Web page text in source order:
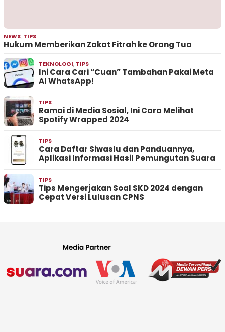
NEWS, TIPS
Hukum Memberikan Zakat Fitrah ke Orang Tua
TEKNOLOGI, TIPS
Ini Cara Cari “Cuan” Tambahan Pakai Meta
AI WhatsApp!
TIPS
Ramai di Media Sosial, Ini Cara Melihat
Spotify Wrapped 2024
TIPS
Cara Daftar Siwaslu dan Panduannya,
Aplikasi Informasi Hasil Pemungutan Suara
TIPS
Tips Mengerjakan Soal SKD 2024 dengan
Cepat Versi Lulusan CPNS